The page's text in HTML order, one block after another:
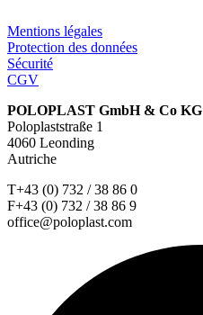
Mentions légales
Protection des données
Sécurité
CGV
POLOPLAST GmbH & Co KG
Poloplaststraße 1
4060 Leonding
Autriche
T+43 (0) 732 / 38 86 0
F+43 (0) 732 / 38 86 9
office@poloplast.com